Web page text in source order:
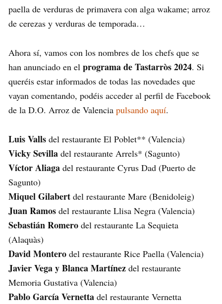
paella de verduras de primavera con alga wakame; arroz
de cerezas y verduras de temporada…
Ahora sí, vamos con los nombres de los chefs que se
han anunciado en el programa de Tastarròs 2024. Si
queréis estar informados de todas las novedades que
vayan comentando, podéis acceder al perfil de Facebook
de la D.O. Arroz de Valencia pulsando aquí.
Luis Valls del restaurante El Poblet** (Valencia)
Vicky Sevilla del restaurante Arrels* (Sagunto)
Víctor Aliaga del restaurante Cyrus Dad (Puerto de
Sagunto)
Miquel Gilabert del restaurante Mare (Benidoleig)
Juan Ramos del restaurante Llisa Negra (Valencia)
Sebastián Romero del restaurante La Sequieta
(Alaquàs)
David Montero del restaurante Rice Paella (Valencia)
Javier Vega y Blanca Martínez del restaurante
Memoria Gustativa (Valencia)
Pablo García Vernetta del restaurante Vernetta